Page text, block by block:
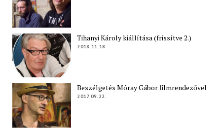
Tihanyi Károly kiállítása (frissítve 2.)
2018.11.18.
Beszélgetés Móray Gábor filmrendezővel
2017.09.22.